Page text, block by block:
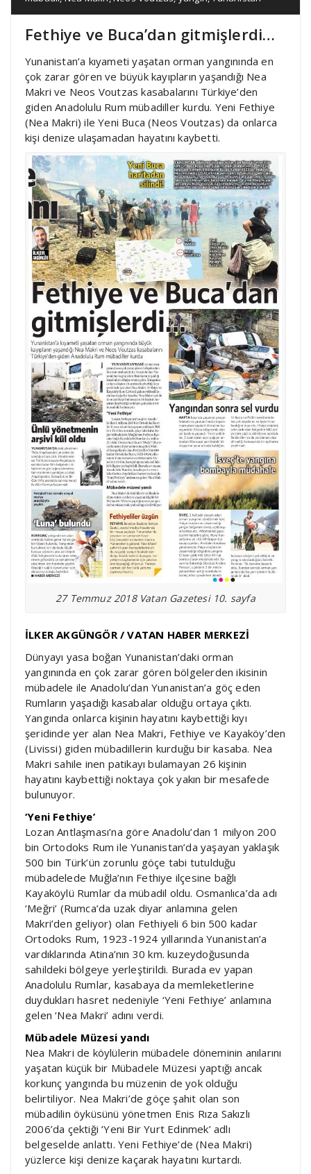
Fethiye ve Buca’dan gitmişlerdi…
Yunanistan’a kıyameti yaşatan orman yangınında en
çok zarar gören ve büyük kayıpların yaşandığı Nea
Makri ve Neos Voutzas kasabalarını Türkiye’den
giden Anadolulu Rum mübadiller kurdu. Yeni Fethiye
(Nea Makri) ile Yeni Buca (Neos Voutzas) da onlarca
kişi denize ulaşamadan hayatını kaybetti.
27 Temmuz 2018 Vatan Gazetesi 10. sayfa
İLKER AKGÜNGÖR / VATAN HABER MERKEZİ
Dünyayı yasa boğan Yunanistan’daki orman
yangınında en çok zarar gören bölgelerden ikisinin
mübadele ile Anadolu’dan Yunanistan’a göç eden
Rumların yaşadığı kasabalar olduğu ortaya çıktı.
Yangında onlarca kişinin hayatını kaybettiği kıyı
şeridinde yer alan Nea Makri, Fethiye ve Kayaköy’den
(Livissi) giden mübadillerin kurduğu bir kasaba. Nea
Makri sahile inen patikayı bulamayan 26 kişinin
hayatını kaybettiği noktaya çok yakın bir mesafede
bulunuyor.
‘Yeni Fethiye’
Lozan Antlaşması’na göre Anadolu’dan 1 milyon 200
bin Ortodoks Rum ile Yunanistan’da yaşayan yaklaşık
500 bin Türk’ün zorunlu göçe tabi tutulduğu
mübadelede Muğla’nın Fethiye ilçesine bağlı
Kayaköylü Rumlar da mübadil oldu. Osmanlıca’da adı
‘Meğri’ (Rumca’da uzak diyar anlamına gelen
Makri’den geliyor) olan Fethiyeli 6 bin 500 kadar
Ortodoks Rum, 1923-1924 yıllarında Yunanistan’a
vardıklarında Atina’nın 30 km. kuzeydoğusunda
sahildeki bölgeye yerleştirildi. Burada ev yapan
Anadolulu Rumlar, kasabaya da memleketlerine
duydukları hasret nedeniyle ‘Yeni Fethiye’ anlamına
gelen ‘Nea Makri’ adını verdi.
Mübadele Müzesi yandı
Nea Makri de köylülerin mübadele döneminin anılarını
yaşatan küçük bir Mübadele Müzesi yaptığı ancak
korkunç yangında bu müzenin de yok olduğu
belirtiliyor. Nea Makri’de göçe şahit olan son
mübadilin öyküsünü yönetmen Enis Rıza Sakızlı
2006’da çektiği ‘Yeni Bir Yurt Edinmek’ adlı
belgeselde anlattı. Yeni Fethiye’de (Nea Makri)
yüzlerce kişi denize kaçarak hayatını kurtardı.